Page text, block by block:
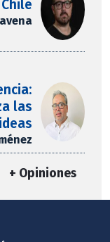
las
ideas
+ Opiniones